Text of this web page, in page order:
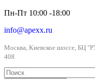
Пн-Пт 10:00 -18:00
info@apexx.ru
Москва, Киевское шоссе, БЦ
408